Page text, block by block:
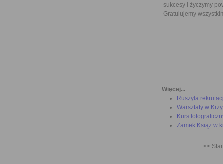
sukcesy i życzymy
Gratulujemy
Więcej...
Ruszyła
Warsztaty w
Kurs
Zamek Książ w
<<